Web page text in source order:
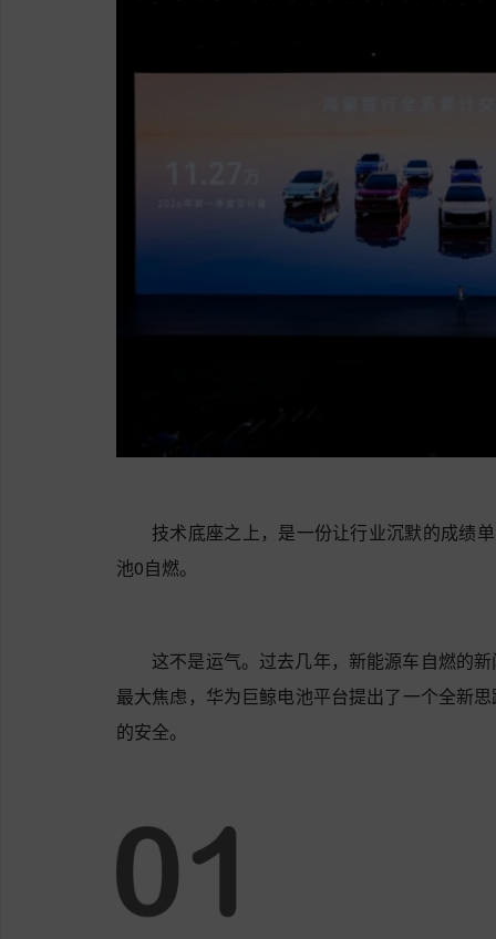
技术底座之上，是一份让行业沉默的成绩
池0自燃。
这不是运气。过去几年，新能源车自燃的
最大焦虑，华为巨鲸电池平台提出了一个全新
的安全。